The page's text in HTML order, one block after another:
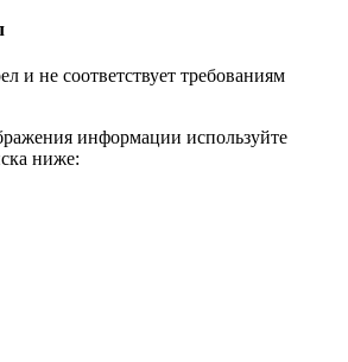
и не соответствует требованиям
информации используйте
ниже: